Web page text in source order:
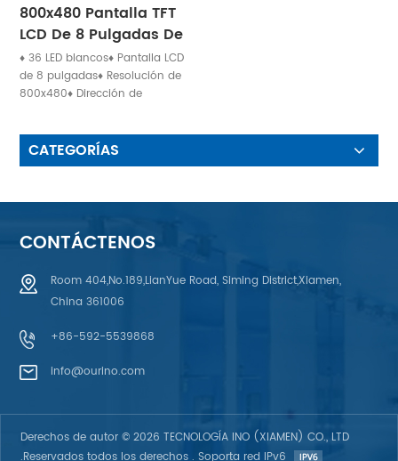
800x480 Pantalla TFT
LCD De 8 Pulgadas De
Alto Brillo
♦ 36 LED blancos♦ Pantalla LCD
de 8 pulgadas♦ Resolución de
800x480♦ Dirección de
CATEGORÍAS
CONTÁCTENOS
Room 404,No.189,LianYue Road, Siming District,Xiamen,
China 361006
+86-592-5539868
info@ourino.com
Derechos de autor © 2026 TECNOLOGÍA INO (XIAMEN) CO., LTD
.Reservados todos los derechos . Soporta red IPv6